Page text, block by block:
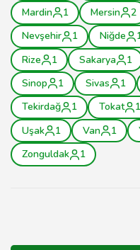
Mardin
1 Mersin 2
Nevşehir
1 Niğde
Rize
1 Sakarya 1
Sinop
1 Sivas 1
Tekirdağ
1 Tokat 1
Uşak
1 Van 1
Zonguldak
1